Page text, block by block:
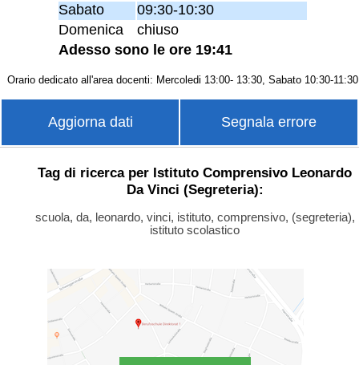
Sabato
09:30-10:30
Domenica
chiuso
Adesso sono le ore 19:41
Orario dedicato all'area docenti: Mercoledi 13:00- 13:30, Sabato 10:30-11:30
Aggiorna dati Segnala errore
Tag di ricerca per Istituto Comprensivo Leonardo
Da Vinci (Segreteria):
scuola, da, leonardo, vinci, istituto, comprensivo, (segreteria),
istituto scolastico